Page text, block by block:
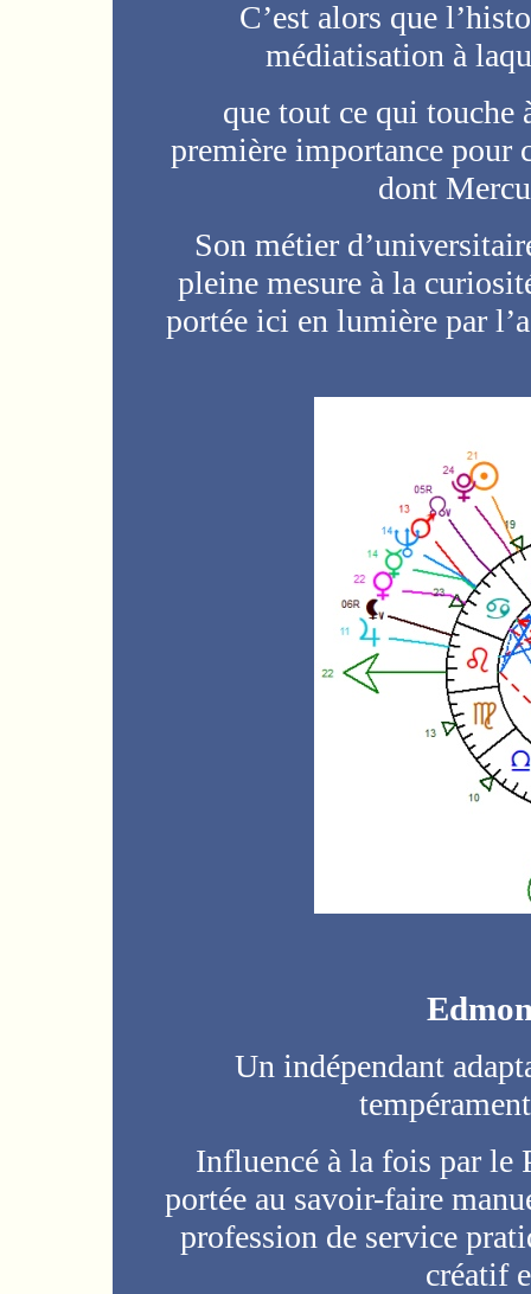
C’est alors que
médiatisation à
que tout ce qui touche
première importance pour
dont
Son métier
pleine mesure à la
portée ici en lumière par
Un indépendant
Influencé à la fois par le
portée au savoir-faire
profession de service
créatif